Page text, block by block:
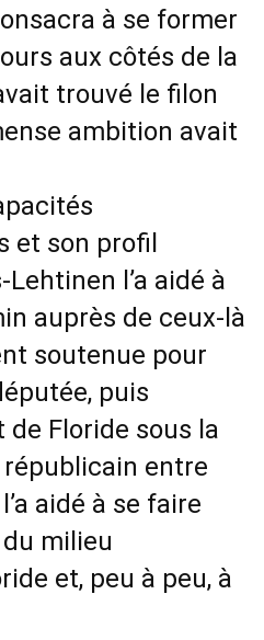
à se former
aux côtés de la
trouvé le filon
ambition avait
et son profil
l’a aidé à
auprès de ceux-là
soutenue pour
puis
de Floride sous la
entre
aidé à se faire
milieu
et, peu à peu, à